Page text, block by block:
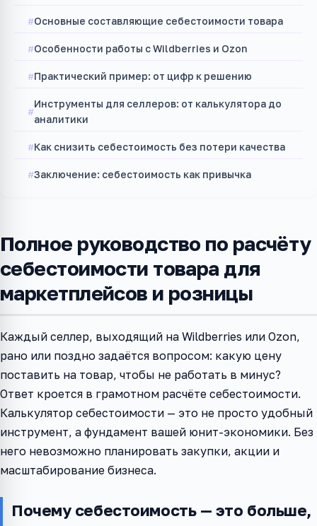
Основные составляющие себестоимости товара
Особенности работы с Wildberries и Ozon
Практический пример: от цифр к решению
Инструменты для селлеров: от калькулятора до
аналитики
Как снизить себестоимость без потери качества
Заключение: себестоимость как привычка
Полное руководство по расчёту
себестоимости товара для
маркетплейсов и розницы
Каждый селлер, выходящий на Wildberries или Ozon,
рано или поздно задаётся вопросом: какую цену
поставить на товар, чтобы не работать в минус?
Ответ кроется в грамотном расчёте себестоимости.
Калькулятор себестоимости — это не просто удобный
инструмент, а фундамент вашей юнит-экономики. Без
него невозможно планировать закупки, акции и
масштабирование бизнеса.
Почему себестоимость — это больше,